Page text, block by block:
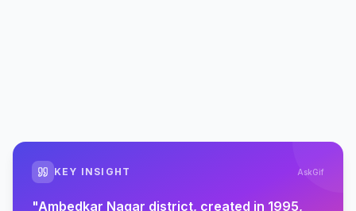
KEY INSIGHT AskGif
"Ambedkar Nagar district, created in 1995,